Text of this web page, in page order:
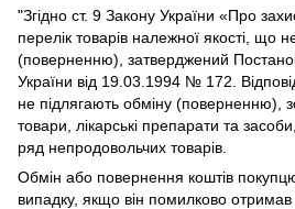
"Згідно ст. 9 Закону України «Про
перелік товарів належної якості, що
(поверненню), затверджений
України від 19.03.1994 № 172.
не підлягають обміну (поверненню),
товари, лікарські препарати та
ряд непродовольчих товарів.
Обмін або повернення коштів
випадку, якщо він помилково отримав